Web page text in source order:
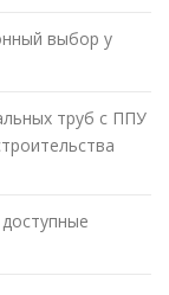
выбор у
труб с ППУ